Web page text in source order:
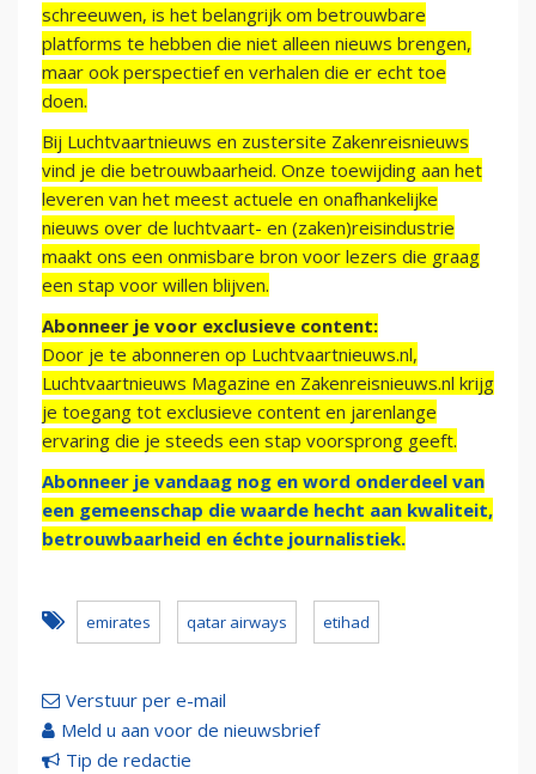
schreeuwen, is het belangrijk om betrouwbare
platforms te hebben die niet alleen nieuws brengen,
maar ook perspectief en verhalen die er echt toe
doen.
Bij Luchtvaartnieuws en zustersite Zakenreisnieuws
vind je die betrouwbaarheid. Onze toewijding aan het
leveren van het meest actuele en onafhankelijke
nieuws over de luchtvaart- en (zaken)reisindustrie
maakt ons een onmisbare bron voor lezers die graag
een stap voor willen blijven.
Abonneer je voor exclusieve content:
Door je te abonneren op Luchtvaartnieuws.nl,
Luchtvaartnieuws Magazine en Zakenreisnieuws.nl krijg
je toegang tot exclusieve content en jarenlange
ervaring die je steeds een stap voorsprong geeft.
Abonneer je vandaag nog en word onderdeel van
een gemeenschap die waarde hecht aan kwaliteit,
betrouwbaarheid en échte journalistiek.
emirates qatar airways etihad
Verstuur per e-mail
Meld u aan voor de nieuwsbrief
Tip de redactie